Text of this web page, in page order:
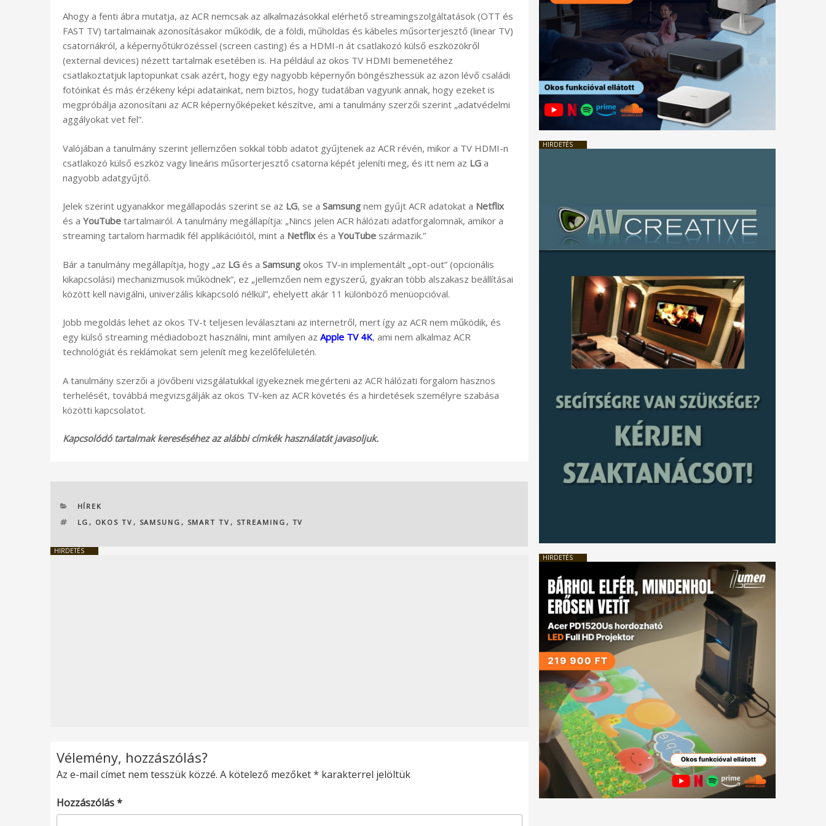
Ahogy a fenti ábra mutatja, az ACR nemcsak az alkalmazásokkal elérhető streamingszolgáltatások (OTT és
FAST TV) tartalmainak azonosításakor működik, de a földi, műholdas és kábeles műsorterjesztő (linear TV)
csatornákról, a képernyőtükrözéssel (screen casting) és a HDMI-n át csatlakozó külső eszközökről
(external devices) nézett tartalmak esetében is. Ha például az okos TV HDMI bemenetéhez
csatlakoztatjuk laptopunkat csak azért, hogy egy nagyobb képernyőn böngészhessük az azon lévő családi
fotóinkat és más érzékeny képi adatainkat, nem biztos, hogy tudatában vagyunk annak, hogy ezeket is
megpróbálja azonosítani az ACR képernyőképeket készítve, ami a tanulmány szerzői szerint „adatvédelmi
aggályokat vet fel”.
Valójában a tanulmány szerint jellemzően sokkal több adatot gyűjtenek az ACR révén, mikor a TV HDMI-n
csatlakozó külső eszköz vagy lineáris műsorterjesztő csatorna képét jeleníti meg, és itt nem az LG a
nagyobb adatgyűjtő.
Jelek szerint ugyanakkor megállapodás szerint se az LG, se a Samsung nem gyűjt ACR adatokat a Netflix
és a YouTube tartalmairól. A tanulmány megállapítja: „Nincs jelen ACR hálózati adatforgalomnak, amikor a
streaming tartalom harmadik fél applikációitól, mint a Netflixés a YouTube származik.”
Bár a tanulmány megállapítja, hogy „az LG és a Samsung okos TV-in implementált „opt-out” (opcionális
kikapcsolási) mechanizmusok működnek”, ez „jellemzően nem egyszerű, gyakran több alszakasz beállításai
között kell navigálni, univerzális kikapcsoló nélkül”, ehelyett akár 11 különböző menüopcióval.
Jobb megoldás lehet az okos TV-t teljesen leválasztani az internetről, mert így az ACR nem működik, és
egy külső streaming médiadobozt használni, mint amilyen az Apple TV 4K, ami nem alkalmaz ACR
technológiát és reklámokat sem jelenít meg kezelőfelületén.
A tanulmány szerzői a jövőbeni vizsgálatukkal igyekeznek megérteni az ACR hálózati forgalom hasznos
terhelését, továbbá megvizsgálják az okos TV-ken az ACR követés és a hirdetések személyre szabása
közötti kapcsolatot.
Kapcsolódó tartalmak kereséséhez az alábbi címkék használatát javasoljuk.
KATEGÓRIÁK
HÍREK
CÍMKÉK
LG , OKOS TV , SAMSUNG , SMART TV , STREAMING , TV
HIRDETÉS
Vélemény, hozzászólás?
Az e-mail címet nem tesszük közzé. A kötelező mezőket* karakterrel jelöltük
Hozzászólás*
HIRDETÉS
HIRDETÉS